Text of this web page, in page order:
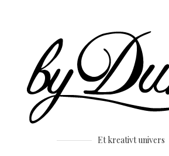
Et kreativt univers